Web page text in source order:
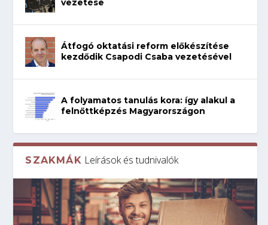
vezetése
Átfogó oktatási reform előkészítése
kezdődik Csapodi Csaba vezetésével
A folyamatos tanulás kora: így alakul a
felnőttképzés Magyarországon
SZAKMÁK Leírások és tudnivalók